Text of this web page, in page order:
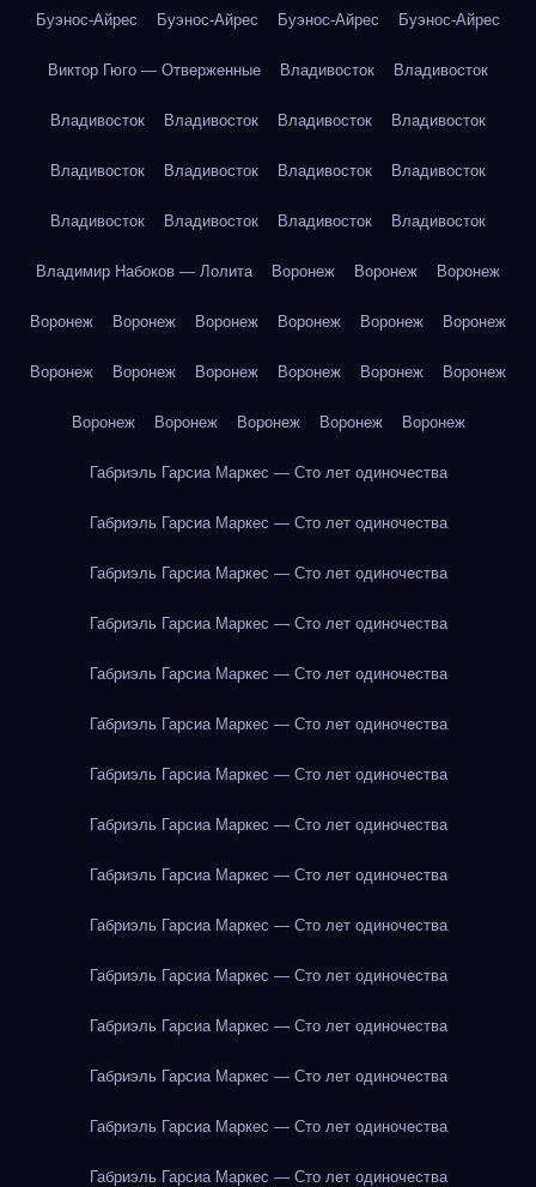
Буэнос-Айрес Буэнос-Айрес Буэнос-Айрес Буэнос-Айрес
Виктор Гюго — Отверженные Владивосток Владивосток
Владивосток Владивосток Владивосток Владивосток
Владивосток Владивосток Владивосток Владивосток
Владивосток Владивосток Владивосток Владивосток
Владимир Набоков — Лолита Воронеж Воронеж Воронеж
Воронеж Воронеж Воронеж Воронеж Воронеж Воронеж
Воронеж Воронеж Воронеж Воронеж Воронеж Воронеж
Воронеж Воронеж Воронеж Воронеж Воронеж
Габриэль Гарсиа Маркес — Сто лет одиночества
Габриэль Гарсиа Маркес — Сто лет одиночества
Габриэль Гарсиа Маркес — Сто лет одиночества
Габриэль Гарсиа Маркес — Сто лет одиночества
Габриэль Гарсиа Маркес — Сто лет одиночества
Габриэль Гарсиа Маркес — Сто лет одиночества
Габриэль Гарсиа Маркес — Сто лет одиночества
Габриэль Гарсиа Маркес — Сто лет одиночества
Габриэль Гарсиа Маркес — Сто лет одиночества
Габриэль Гарсиа Маркес — Сто лет одиночества
Габриэль Гарсиа Маркес — Сто лет одиночества
Габриэль Гарсиа Маркес — Сто лет одиночества
Габриэль Гарсиа Маркес — Сто лет одиночества
Габриэль Гарсиа Маркес — Сто лет одиночества
Габриэль Гарсиа Маркес — Сто лет одиночества